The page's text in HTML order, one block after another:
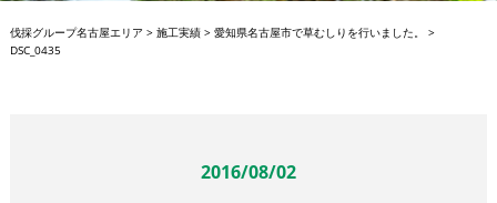
伐採グループ名古屋エリア > 施工実績> 愛知県名古屋市で草むしりを行いました。
>
DSC_0435
2016/08/02